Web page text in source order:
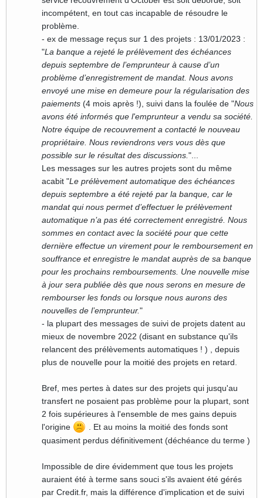
incompétent, en tout cas incapable de résoudre le
problème.
- ex de message reçus sur 1 des projets : 13/01/2023 :
"La banque a rejeté le prélèvement des échéances
depuis septembre de l’emprunteur à cause d’un
problème d’enregistrement de mandat. Nous avons
envoyé une mise en demeure pour la régularisation des
paiements (4 mois après !), suivi dans la foulée de "Nous
avons été informés que l'emprunteur a vendu sa société.
Notre équipe de recouvrement a contacté le nouveau
propriétaire. Nous reviendrons vers vous dès que
possible sur le résultat des discussions. "...
Les messages sur les autres projets sont du même
acabit "Le prélèvement automatique des échéances
depuis septembre a été rejeté par la banque, car le
mandat qui nous permet d’effectuer le prélèvement
automatique n’a pas été correctement enregistré. Nous
sommes en contact avec la société pour que cette
dernière effectue un virement pour le remboursement en
souffrance et enregistre le mandat auprès de sa banque
pour les prochains remboursements. Une nouvelle mise
à jour sera publiée dès que nous serons en mesure de
rembourser les fonds ou lorsque nous aurons des
nouvelles de l’emprunteur."
- la plupart des messages de suivi de projets datent au
mieux de novembre 2022 (disant en substance qu'ils
relancent des prélèvements automatiques ! ) , depuis
plus de nouvelle pour la moitié des projets en retard.
Bref, mes pertes à dates sur des projets qui jusqu'au
transfert ne posaient pas problème pour la plupart, sont
2 fois supérieures à l'ensemble de mes gains depuis
l'origine
. Et au moins la moitié des fonds sont
quasiment perdus définitivement (déchéance du terme )
Impossible de dire évidemment que tous les projets
auraient été à terme sans souci s'ils avaient été gérés
par Credit.fr, mais la différence d'implication et de suivi